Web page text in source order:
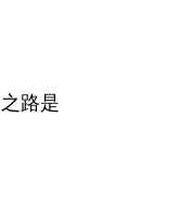
路是